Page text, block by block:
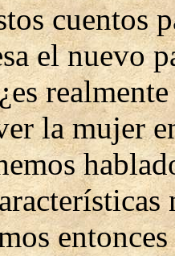
cuentos
el nuevo
la mujer